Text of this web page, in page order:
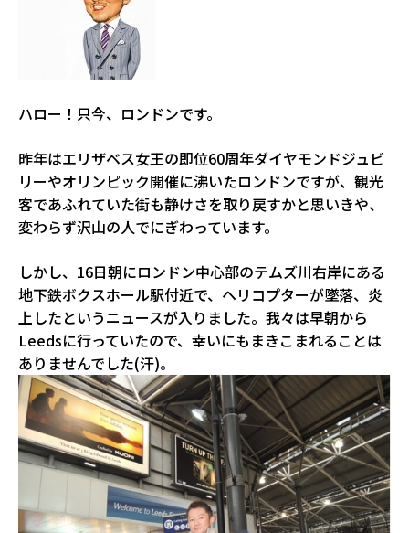
ハロー！只今、ロンドンです。
昨年はエリザベス女王の即位60周年ダイヤモンドジュビ
リーやオリンピック開催に沸いたロンドンですが、観光
客であふれていた街も静けさを取り戻すかと思いきや、
変わらず沢山の人でにぎわっています。
しかし、16日朝にロンドン中心部のテムズ川右岸にある
地下鉄ボクスホール駅付近で、ヘリコプターが墜落、炎
上したというニュースが入りました。我々は早朝から
Leedsに行っていたので、幸いにもまきこまれることは
ありませんでした(汗)。